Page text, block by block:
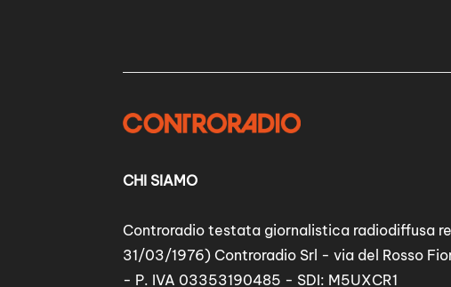
CHI SIAMO
Controradio testata giornalistica radiodiffusa
31/03/1976) Controradio Srl - via del Rosso
- P. IVA 03353190485 - SDI: M5UXCR1